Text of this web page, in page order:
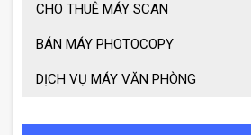
CHO THUÊ MÁY SCAN
BÁN MÁY PHOTOCOPY
DỊCH VỤ MÁY VĂN PHÒNG